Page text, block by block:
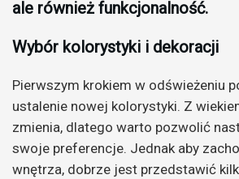
ale również funkcjonalność.
Wybór kolorystyki i dekoracji
Pierwszym krokiem w odświeżeniu
ustalenie nowej kolorystyki. Z
zmienia, dlatego warto pozwolić
swoje preferencje. Jednak aby
wnętrza, dobrze jest przedstawić